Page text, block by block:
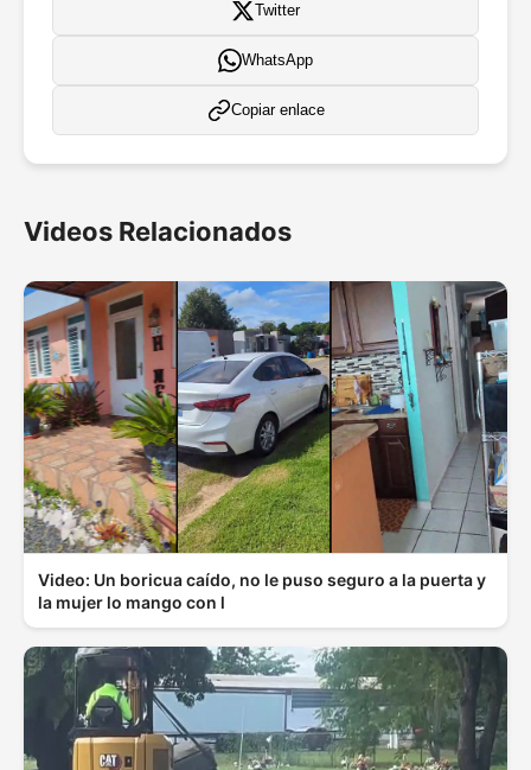
Twitter
WhatsApp
Copiar enlace
Videos Relacionados
Video: Un boricua caído, no le puso seguro a la puerta y
la mujer lo mango con l